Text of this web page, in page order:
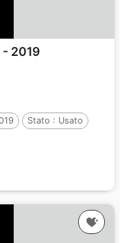
- 2019
Stato : Usato